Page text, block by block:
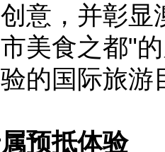
意，并彰
美食之都"的
的国际旅游
预抵体验